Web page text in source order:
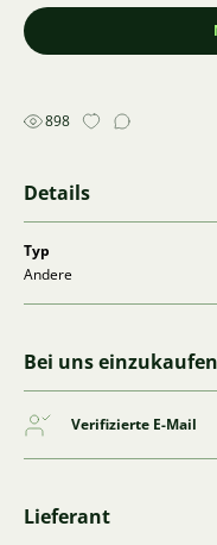
898
Details
Typ
Andere
Bei uns
Verifizierte E-Mail
Lieferant